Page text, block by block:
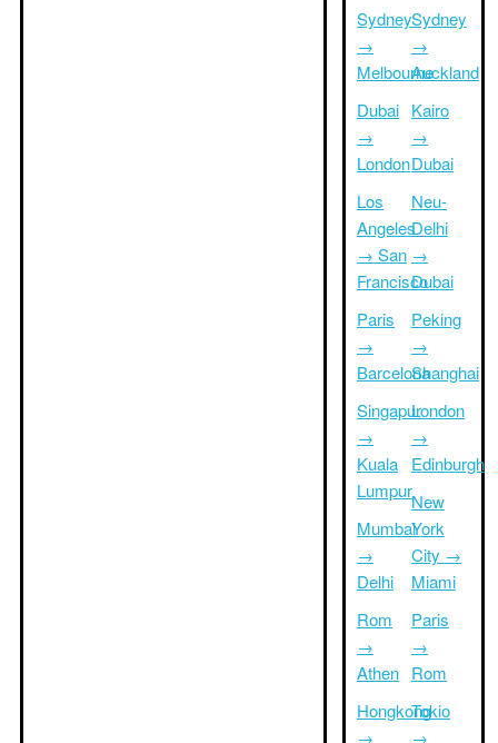
Sydney
→
Melbourne
Dubai
→
London
Los
Angeles
→ San
Francisco
Paris
→
Barcelona
Singapur
→
Kuala
Lumpur
Mumbai
→
Delhi
Rom
→
Athen
Hongkong
→
Sydney
→
Auckland
Kairo
→
Dubai
Neu-
Delhi
→
Dubai
Peking
→
Shanghai
London
→
Edinburgh
New
York
City →
Miami
Paris
→
Rom
Tokio
→